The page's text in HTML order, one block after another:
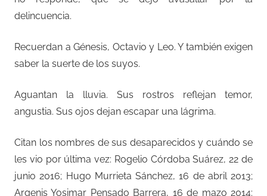
delincuencia.
Recuerdan a Génesis, Octavio y Leo. Y también exigen
saber la suerte de los suyos.
Aguantan la lluvia. Sus rostros reflejan temor,
angustia. Sus ojos dejan escapar una lágrima.
Citan los nombres de sus desaparecidos y cuándo se
les vio por última vez: Rogelio Córdoba Suárez, 22 de
junio 2016; Hugo Murrieta Sánchez, 16 de abril 2013;
Argenis Yosimar Pensado Barrera, 16 de mazo 2014: